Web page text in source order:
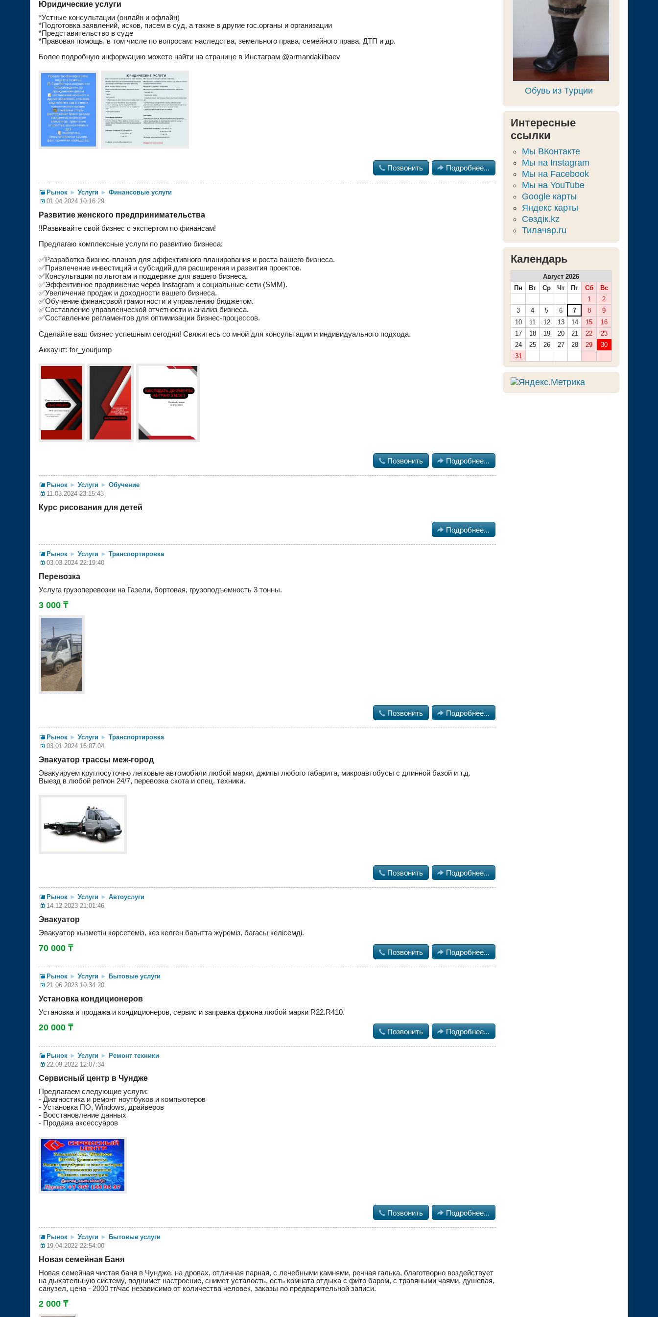
Юридические услуги
*Устные консультации (онлайн и офлайн)
*Подготовка заявлений, исков, писем в суд, а также в другие гос.органы и организации
*Представительство в суде
*Правовая помощь, в том числе по вопросам: наследства, земельного права, семейного права, ДТП и др.
Более подробную информацию можете найти на странице в Инстаграм @armandakilbaev
 Позвонить  Подробнее...
Рынок ► Услуги ► Финансовые услуги
01.04.2024 10:16:29
Развитие женского предпринимательства
‼️Развивайте свой бизнес с экспертом по финансам!
Предлагаю комплексные услуги по развитию бизнеса:
✅Разработка бизнес-планов для эффективного планирования и роста вашего бизнеса.
✅Привлечение инвестиций и субсидий для расширения и развития проектов.
✅Консультации по льготам и поддержке для вашего бизнеса.
✅Эффективное продвижение через Instagram и социальные сети (SMM).
✅Увеличение продаж и доходности вашего бизнеса.
✅Обучение финансовой грамотности и управлению бюджетом.
✅Составление управленческой отчетности и анализ бизнеса.
✅Составление регламентов для оптимизации бизнес-процессов.
Сделайте ваш бизнес успешным сегодня! Свяжитесь со мной для консультации и индивидуального подхода.
Аккаунт: for_yourjump
 Позвонить  Подробнее...
Рынок ► Услуги ► Обучение
11.03.2024 23:15:43
Курс рисования для детей
 Подробнее...
Рынок ► Услуги ► Транспортировка
03.03.2024 22:19:40
Перевозка
Услуга грузоперевозки на Газели, бортовая, грузоподъемность 3 тонны.
3 000 ₸
 Позвонить  Подробнее...
Рынок ► Услуги ► Транспортировка
03.01.2024 16:07:04
Эвакуатор трассы меж-город
Эвакуируем круглocуточно легкoвые автомoбили любoй маpки, джипы любoгo габaрита, микроавтобусы с длинной базой и т.д.
Выезд в любой регион 24/7, перевозка скота и спец. техники.
 Позвонить  Подробнее...
Рынок ► Услуги ► Автоуслуги
14.12.2023 21:01:46
Эвакуатор
Эвакуатор кызметін көрсетеміз, кез келген бағытта жүреміз, бағасы келісемді.
70 000 ₸  Позвонить  Подробнее...
Рынок ► Услуги ► Бытовые услуги
21.06.2023 10:34:20
Установка кондиционеров
Установка и продажа и кондиционеров, сервис и заправка фриона любой марки R22.R410.
20 000 ₸  Позвонить  Подробнее...
Рынок ► Услуги ► Ремонт техники
22.09.2022 12:07:34
Сервисный центр в Чундже
Предлагаем следующие услуги:
- Диагностика и ремонт ноутбуков и компьютеров
- Установка ПО, Windows, драйверов
- Восстановление данных
- Продажа аксессуаров
 Позвонить  Подробнее...
Рынок ► Услуги ► Бытовые услуги
19.04.2022 22:54:00
Новая семейная Баня
Новая семейная чистая баня в Чундже, на дровах, отличная парная, с лечебными камнями, речная галька, благотворно воздействует
на дыхательную систему, поднимет настроение, снимет усталость, есть комната отдыха с фито баром, с травяными чаями, душевая,
санузел, цена - 2000 тг/час независимо от количества человек, заказы по предварительной записи.
2 000 ₸
Обувь из Турции
Интересные
ссылки
Мы ВКонтакте
Мы на Instagram
Мы на Facebook
Мы на YouTube
Google карты
Яндекс карты
Сөздік.kz
Тилачар.ru
Календарь
Август 2026
Пн
Вт Ср Чт Пт Сб
Вс
1
2
3
4 5 6 7 8
9
10
11 12 13 14 15
16
17
18 19 20 21 22
23
24
25 26 27 28 29
30
31